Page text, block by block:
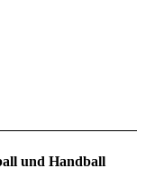
und Handball